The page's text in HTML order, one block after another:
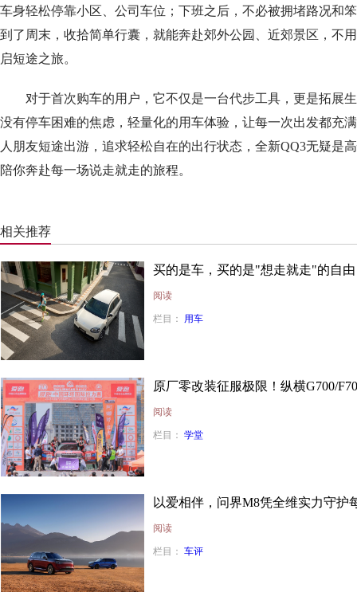
车身轻松停靠小区、公司车位；下班之后，不必被拥堵路况和
到了周末，收拾简单行囊，就能奔赴郊外公园、近郊景区，不
启短途之旅。
对于首次购车的用户，它不仅是一台代步工具，更是拓展
没有停车困难的焦虑，轻量化的用车体验，让每一次出发都充
人朋友短途出游，追求轻松自在的出行状态，全新QQ3无疑是
陪你奔赴每一场说走就走的旅程。
相关推荐
买的是车，买的是"想走就走"的自
阅读
栏目： 用车
原厂零改装征服极限！纵横G700/
阅读
栏目： 学堂
以爱相伴，问界M8凭全维实力守护
阅读
栏目： 车评